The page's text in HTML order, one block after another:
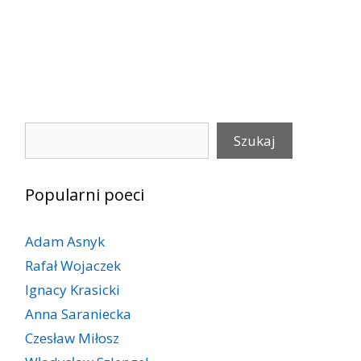
Szukaj
Popularni poeci
Adam Asnyk
Rafał Wojaczek
Ignacy Krasicki
Anna Saraniecka
Czesław Miłosz